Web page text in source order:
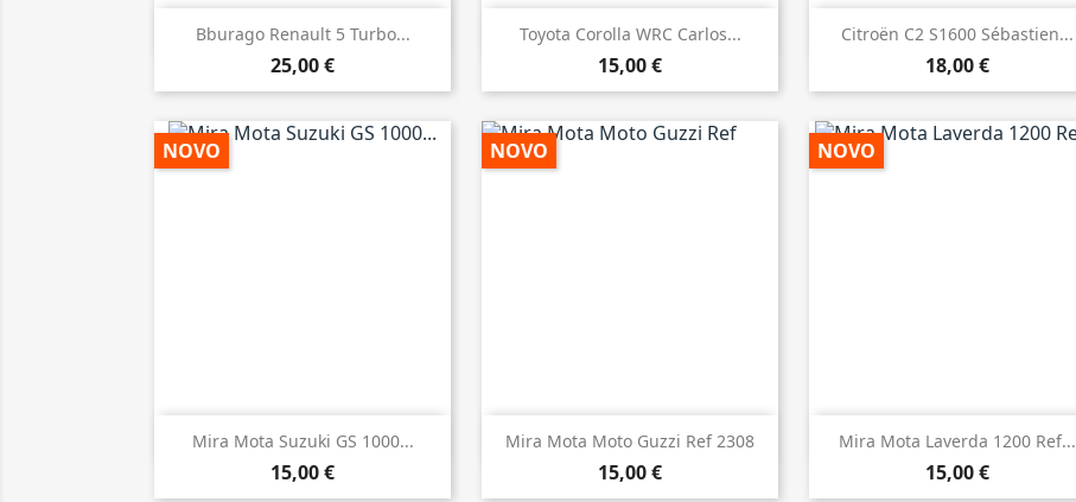
Bburago Renault 5 Turbo...
25,00 €
 Vista rápida Toyota Corolla WRC Carlos...
15,00 €
 Vista rápida Citroën C2 S1600 Sébastien...
18,00 €
 Vista rápida
Mira Mota Suzuki GS 1000...
15,00 €
NOVO
 Vista rápida Mira Mota Moto Guzzi Ref 2308
15,00 €
NOVO
 Vista rápida Mira Mota Laverda 1200 Ref...
15,00 €
NOVO
 Vista rápida